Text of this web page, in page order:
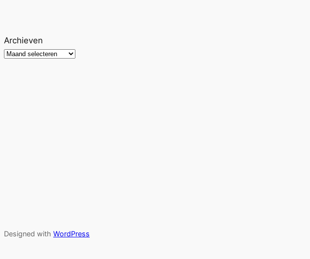
Archieven
Designed with WordPress